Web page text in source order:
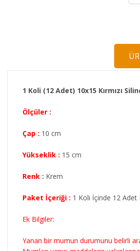
1 Koli (12 Adet) 10x15 Kırmızı
Ölçüler :
Çap : 10 cm
Yükseklik : 15 cm
Renk : Krem
Paket İçeriği : 1 Koli İçinde 12
Ek Bilgiler:
Yanan bir mumun durumunu belirli